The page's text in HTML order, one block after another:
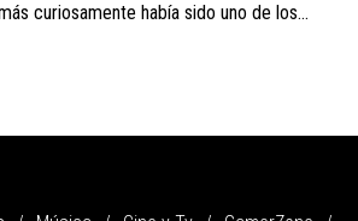
curiosamente había sido uno de los...